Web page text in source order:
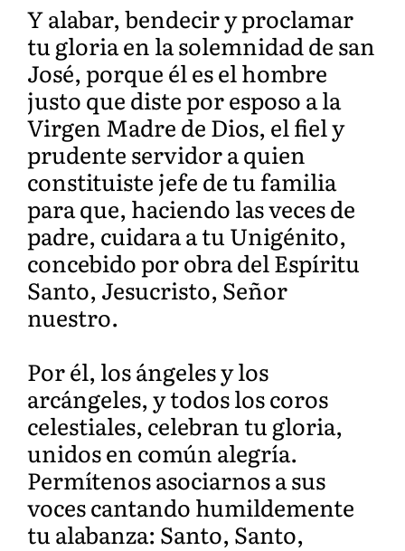
Y alabar, bendecir y proclamar
tu gloria en la solemnidad de san
José, porque él es el hombre
justo que diste por esposo a la
Virgen Madre de Dios, el fiel y
prudente servidor a quien
constituiste jefe de tu familia
para que, haciendo las veces de
padre, cuidara a tu Unigénito,
concebido por obra del Espíritu
Santo, Jesucristo, Señor
nuestro.
Por él, los ángeles y los
arcángeles, y todos los coros
celestiales, celebran tu gloria,
unidos en común alegría.
Permítenos asociarnos a sus
voces cantando humildemente
tu alabanza: Santo, Santo,